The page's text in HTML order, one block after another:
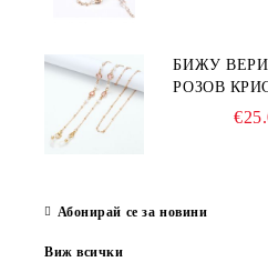
БИЖУ
РОЗОВ
Абонирай се за новини
Виж всички